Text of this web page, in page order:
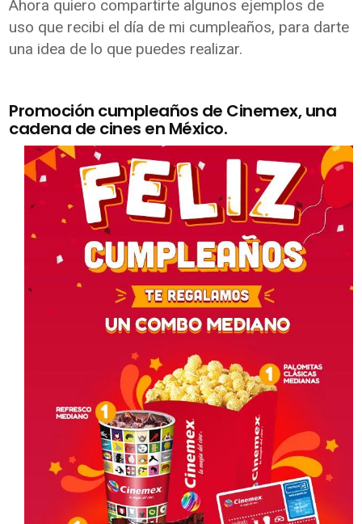
Ahora quiero compartirte algunos ejemplos de
uso que recibi el día de mi cumpleaños, para darte
una idea de lo que puedes realizar.
Promoción cumpleaños de Cinemex, una
cadena de cines en México.